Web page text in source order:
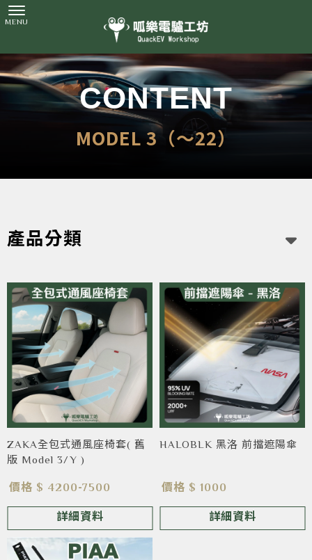
MODEL 3（～22）
產品分類
ZAKA全包式通風座椅套( 舊
版 Model 3/Y )
價格 $ 4200-7500
詳細資料
HALOBLK 黑洛 前擋遮陽傘
價格 $ 1000
詳細資料